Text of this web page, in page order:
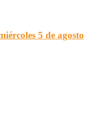
5 de agosto